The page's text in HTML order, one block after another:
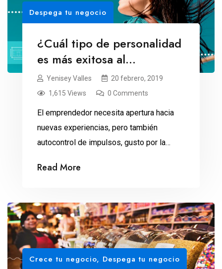
Despega tu negocio
¿Cuál tipo de personalidad
es más exitosa al
emprender?
Yenisey Valles
20 febrero, 2019
1,615 Views
0 Comments
El emprendedor necesita apertura hacia
nuevas experiencias, pero también
autocontrol de impulsos, gusto por la
acuerdo con un estudio. El carácter juega
negocio. Los fundadores que balancean
los cinco rasgos básicos de la
personalidad, tienen mayores
posibilidades de llegar a […]
Read More
Crece tu negocio, Despega tu negocio